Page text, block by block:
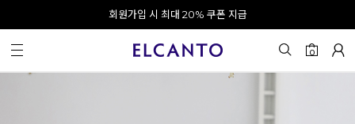
오전 10시 이전 결제 완료 시 오늘 출발!
회원가입 시 최대 20% 쿠폰 지급
0